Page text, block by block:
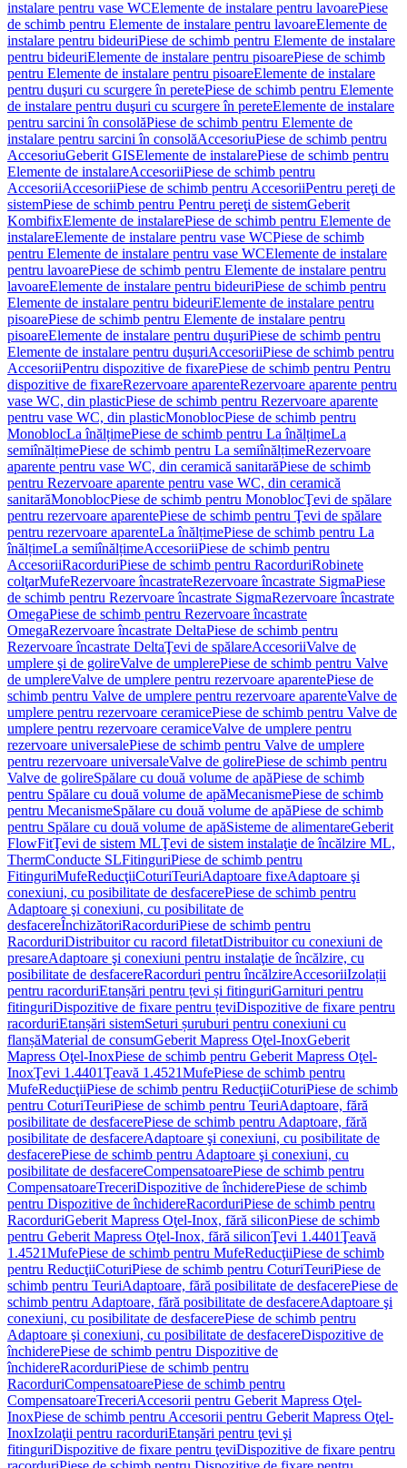
instalare pentru vase WCElemente de instalare pentru lavoarePiese
de schimb pentru Elemente de instalare pentru lavoareElemente de
instalare pentru bideuriPiese de schimb pentru Elemente de instalare
pentru bideuriElemente de instalare pentru pisoarePiese de schimb
pentru Elemente de instalare pentru pisoareElemente de instalare
pentru duşuri cu scurgere în peretePiese de schimb pentru Elemente
de instalare pentru duşuri cu scurgere în pereteElemente de instalare
pentru sarcini în consolăPiese de schimb pentru Elemente de
instalare pentru sarcini în consolăAccesoriuPiese de schimb pentru
AccesoriuGeberit GISElemente de instalarePiese de schimb pentru
Elemente de instalareAccesoriiPiese de schimb pentru
AccesoriiAccesoriiPiese de schimb pentru AccesoriiPentru pereţi de
sistemPiese de schimb pentru Pentru pereţi de sistemGeberit
KombifixElemente de instalarePiese de schimb pentru Elemente de
instalareElemente de instalare pentru vase WCPiese de schimb
pentru Elemente de instalare pentru vase WCElemente de instalare
pentru lavoarePiese de schimb pentru Elemente de instalare pentru
lavoareElemente de instalare pentru bideuriPiese de schimb pentru
Elemente de instalare pentru bideuriElemente de instalare pentru
pisoarePiese de schimb pentru Elemente de instalare pentru
pisoareElemente de instalare pentru duşuriPiese de schimb pentru
Elemente de instalare pentru duşuriAccesoriiPiese de schimb pentru
AccesoriiPentru dispozitive de fixarePiese de schimb pentru Pentru
dispozitive de fixareRezervoare aparenteRezervoare aparente pentru
vase WC, din plasticPiese de schimb pentru Rezervoare aparente
pentru vase WC, din plasticMonoblocPiese de schimb pentru
MonoblocLa înălțimePiese de schimb pentru La înălțimeLa
semiînălțimePiese de schimb pentru La semiînălțimeRezervoare
aparente pentru vase WC, din ceramică sanitarăPiese de schimb
pentru Rezervoare aparente pentru vase WC, din ceramică
sanitarăMonoblocPiese de schimb pentru MonoblocŢevi de spălare
pentru rezervoare aparentePiese de schimb pentru Ţevi de spălare
pentru rezervoare aparenteLa înălțimePiese de schimb pentru La
înălțimeLa semiînălțimeAccesoriiPiese de schimb pentru
AccesoriiRacorduriPiese de schimb pentru RacorduriRobinete
colţarMufeRezervoare încastrateRezervoare încastrate SigmaPiese
de schimb pentru Rezervoare încastrate SigmaRezervoare încastrate
OmegaPiese de schimb pentru Rezervoare încastrate
OmegaRezervoare încastrate DeltaPiese de schimb pentru
Rezervoare încastrate DeltaŢevi de spălareAccesoriiValve de
umplere şi de golireValve de umplerePiese de schimb pentru Valve
de umplereValve de umplere pentru rezervoare aparentePiese de
schimb pentru Valve de umplere pentru rezervoare aparenteValve de
umplere pentru rezervoare ceramicePiese de schimb pentru Valve de
umplere pentru rezervoare ceramiceValve de umplere pentru
rezervoare universalePiese de schimb pentru Valve de umplere
pentru rezervoare universaleValve de golirePiese de schimb pentru
Valve de golireSpălare cu două volume de apăPiese de schimb
pentru Spălare cu două volume de apăMecanismePiese de schimb
pentru MecanismeSpălare cu două volume de apăPiese de schimb
pentru Spălare cu două volume de apăSisteme de alimentareGeberit
FlowFitŢevi de sistem MLŢevi de sistem instalaţie de încălzire ML,
ThermConducte SLFitinguriPiese de schimb pentru
FitinguriMufeReducţiiCoturiTeuriAdaptoare fixeAdaptoare şi
conexiuni, cu posibilitate de desfacerePiese de schimb pentru
Adaptoare şi conexiuni, cu posibilitate de
desfacereÎnchizătoriRacorduriPiese de schimb pentru
RacorduriDistribuitor cu racord filetatDistribuitor cu conexiuni de
presareAdaptoare şi conexiuni pentru instalaţie de încălzire, cu
posibilitate de desfacereRacorduri pentru încălzireAccesoriiIzolații
pentru racorduriEtanșări pentru țevi și fitinguriGarnituri pentru
fitinguriDispozitive de fixare pentru țeviDispozitive de fixare pentru
racorduriEtanșări sistemSeturi șuruburi pentru conexiuni cu
flanșăMaterial de consumGeberit Mapress Oţel-InoxGeberit
Mapress Oţel-InoxPiese de schimb pentru Geberit Mapress Oţel-
InoxŢevi 1.4401Ţeavă 1.4521MufePiese de schimb pentru
MufeReducţiiPiese de schimb pentru ReducţiiCoturiPiese de schimb
pentru CoturiTeuriPiese de schimb pentru TeuriAdaptoare, fără
posibilitate de desfacerePiese de schimb pentru Adaptoare, fără
posibilitate de desfacereAdaptoare şi conexiuni, cu posibilitate de
desfacerePiese de schimb pentru Adaptoare şi conexiuni, cu
posibilitate de desfacereCompensatoarePiese de schimb pentru
CompensatoareTreceriDispozitive de închiderePiese de schimb
pentru Dispozitive de închidereRacorduriPiese de schimb pentru
RacorduriGeberit Mapress Oţel-Inox, fără siliconPiese de schimb
pentru Geberit Mapress Oţel-Inox, fără siliconŢevi 1.4401Ţeavă
1.4521MufePiese de schimb pentru MufeReducţiiPiese de schimb
pentru ReducţiiCoturiPiese de schimb pentru CoturiTeuriPiese de
schimb pentru TeuriAdaptoare, fără posibilitate de desfacerePiese de
schimb pentru Adaptoare, fără posibilitate de desfacereAdaptoare şi
conexiuni, cu posibilitate de desfacerePiese de schimb pentru
Adaptoare şi conexiuni, cu posibilitate de desfacereDispozitive de
închiderePiese de schimb pentru Dispozitive de
închidereRacorduriPiese de schimb pentru
RacorduriCompensatoarePiese de schimb pentru
CompensatoareTreceriAccesorii pentru Geberit Mapress Oţel-
InoxPiese de schimb pentru Accesorii pentru Geberit Mapress Oţel-
InoxIzolaţii pentru racorduriEtanşări pentru ţevi şi
fitinguriDispozitive de fixare pentru ţeviDispozitive de fixare pentru